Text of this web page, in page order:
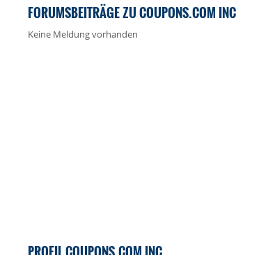
FORUMSBEITRÄGE ZU COUPONS.COM INC
Keine Meldung vorhanden
PROFIL COUPONS.COM INC